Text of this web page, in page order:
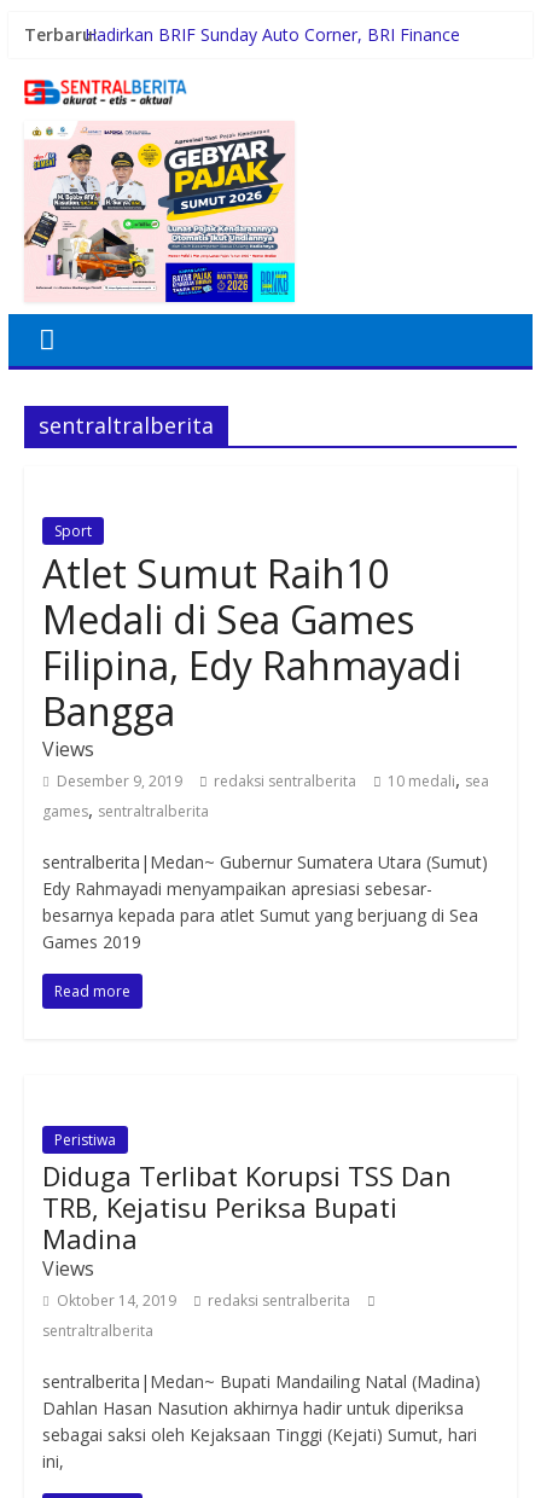
Terbaru:Hadirkan BRIF Sunday Auto Corner, BRI Finance
KAI Logistik Hadirkan Promo “Merdeka Ongkir” untuk
Holding Perkebunan Nusantara Dukung Kampus
Berbasis Perkebunan, Arya Sandhiyudha Jadi
Mahasiswa Angkatan Pertama Magister ITSI
Satres Narkoba Polres Asahan Amankan Pria Pengedar
Sabu, Sita 19,60 Gram Barang Bukti
Diduga Jadi Lokasi Transaksi Sabu, Timsus Anti
Narkoba Polres Asahan Amankan Seorang Pria dengan
sentraltralberita
Sport
Atlet Sumut Raih10
Medali di Sea Games
Filipina, Edy Rahmayadi
Bangga
Views
Desember 9, 2019 redaksi sentralberita 10 medali, sea
games, sentraltralberita
sentralberita|Medan~ Gubernur Sumatera Utara (Sumut)
Edy Rahmayadi menyampaikan apresiasi sebesar-
besarnya kepada para atlet Sumut yang berjuang di Sea
Games 2019
Read more
Peristiwa
Diduga Terlibat Korupsi TSS Dan
TRB, Kejatisu Periksa Bupati
Madina
Views
Oktober 14, 2019
redaksi sentralberita
sentraltralberita
sentralberita|Medan~ Bupati Mandailing Natal (Madina)
Dahlan Hasan Nasution akhirnya hadir untuk diperiksa
sebagai saksi oleh Kejaksaan Tinggi (Kejati) Sumut, hari
ini,